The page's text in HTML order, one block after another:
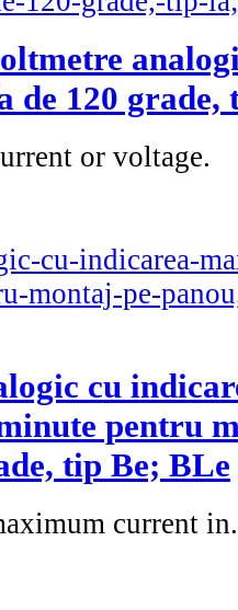
de 120
or voltage.
cu
pentru
tip Be; BLe
current